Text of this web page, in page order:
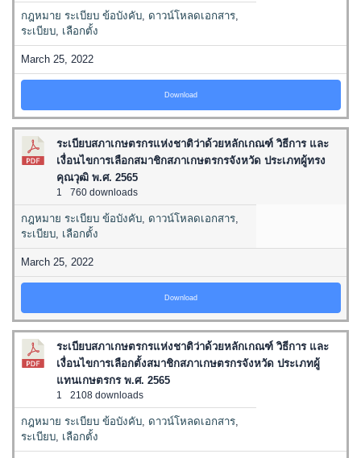
กฎหมาย ระเบียบ ข้อบังคับ, ดาวน์โหลดเอกสาร,
ระเบียบ, เลือกตั้ง
March 25, 2022
Download
ระเบียบสภาเกษตรกรแห่งชาติว่าด้วยหลักเกณฑ์ วิธีการ และ
เงื่อนไขการเลือกสมาชิกสภาเกษตรกรจังหวัด ประเภทผู้ทรง
คุณวุฒิ พ.ศ. 2565
1 760 downloads
กฎหมาย ระเบียบ ข้อบังคับ, ดาวน์โหลดเอกสาร,
ระเบียบ, เลือกตั้ง
March 25, 2022
Download
ระเบียบสภาเกษตรกรแห่งชาติว่าด้วยหลักเกณฑ์ วิธีการ และ
เงื่อนไขการเลือกตั้งสมาชิกสภาเกษตรกรจังหวัด ประเภทผู้
แทนเกษตรกร พ.ศ. 2565
1 2108 downloads
กฎหมาย ระเบียบ ข้อบังคับ, ดาวน์โหลดเอกสาร,
ระเบียบ, เลือกตั้ง